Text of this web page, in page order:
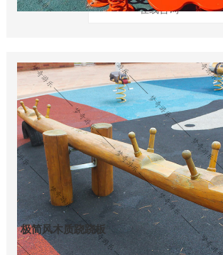
在线咨询
极简风木质跷跷板